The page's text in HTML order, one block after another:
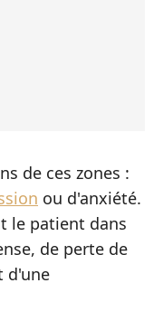
de ces zones :
ou d'anxiété.
le patient dans
de perte de
d'une